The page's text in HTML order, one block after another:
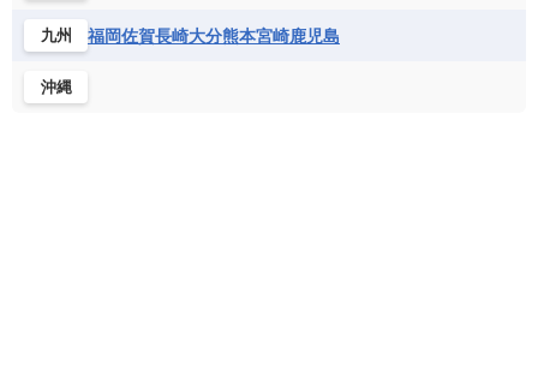
九州 福岡佐賀長崎大分熊本宮崎鹿児島
沖縄